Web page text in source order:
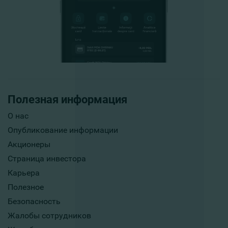
Полезная информация
О нас
Опубликование информации
Акционеры
Страница инвестора
Карьера
Полезное
Безопасность
Жалобы сотрудников